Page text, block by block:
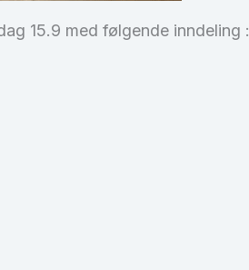
15.9 med følgende inndeling :